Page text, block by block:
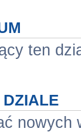
ten
DZIALE
nowych